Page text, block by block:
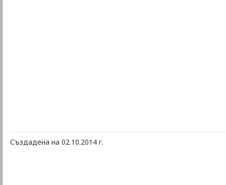
Създадена на 02.10.2014 г.